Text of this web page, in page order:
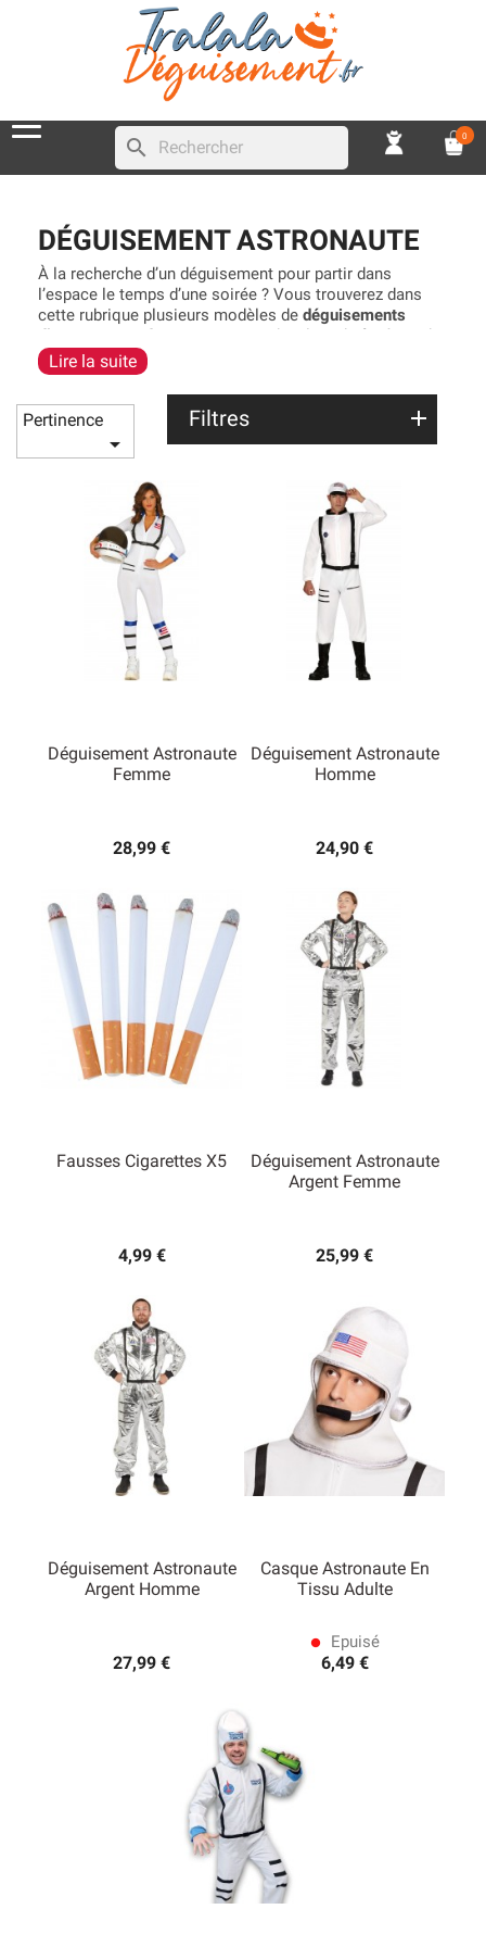
search 0
DÉGUISEMENT ASTRONAUTE
À la recherche d’un déguisement pour partir dans
l’espace le temps d’une soirée ? Vous trouverez dans
cette rubrique plusieurs modèles de déguisements
d’astronautes, de cosmonautes
, de pilote de fusée et de
spationaute pour les adultes et les enfants. Bien
évidemment, nous proposons des modèles pour les
hommes et les femmes, sans oublier les accessoires
indispensables comme lecasque d’astronaute
. Une fois
déguisé, tout le monde vous prendra pour
Pesquet!
Lire la suite
Pertinence

Filtres
Déguisement Astronaute
Femme
28,99 €
Déguisement Astronaute
Homme
24,90 €
Fausses Cigarettes X5
4,99 €
Déguisement Astronaute
Argent Femme
25,99 €
Déguisement Astronaute
Argent Homme
27,99 €
Casque Astronaute En
Tissu Adulte
lens Epuisé
6,49 €